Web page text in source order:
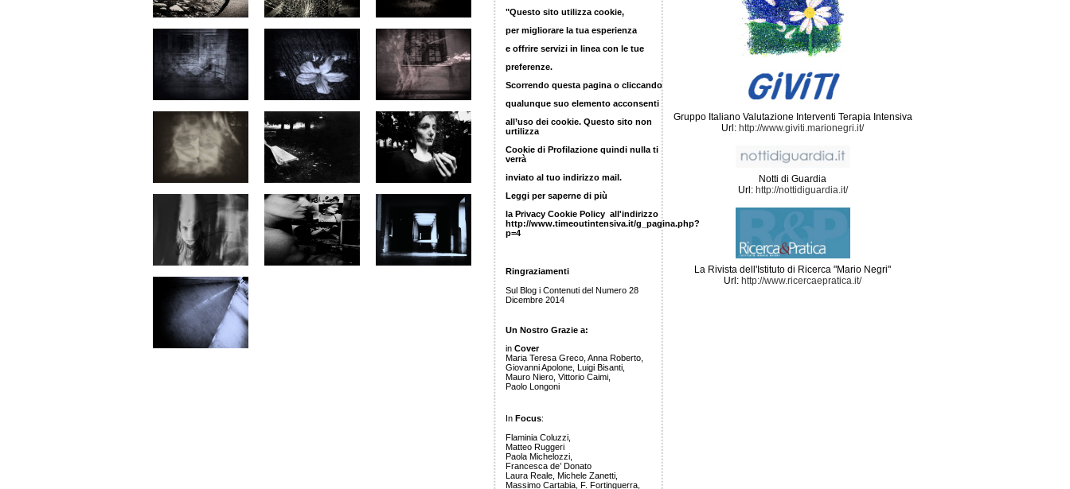
"Questo sito utilizza cookie,
per migliorare la tua esperienza
e offrire servizi in linea con le tue
preferenze.
Scorrendo questa pagina o cliccando
qualunque suo elemento acconsenti
all’uso dei cookie. Questo sito non
urtilizza
Cookie di Profilazione quindi nulla ti
verrà
inviato al tuo indirizzo mail.
Leggi per saperne di più
la Privacy Cookie Policy all'indirizzo
http://www.timeoutintensiva.it/g_pagina.php?
p=4
Ringraziamenti
Sul Blog i Contenuti del Numero 28
Dicembre 2014
Un Nostro Grazie a:
in Cover
Maria Teresa Greco, Anna Roberto,
Giovanni Apolone, Luigi Bisanti,
Mauro Niero, Vittorio Caimi,
Paolo Longoni
In Focus:
Flaminia Coluzzi,
Matteo Ruggeri
Paola Michelozzi,
Francesca de’ Donato
Laura Reale, Michele Zanetti,
Massimo Cartabia, F. Fortinguerra,
Gruppo Italiano Valutazione Interventi Terapia Intensiva
Url: http://www.giviti.marionegri.it/
Notti di Guardia
Url: http://nottidiguardia.it/
La Rivista dell'Istituto di Ricerca "Mario Negri"
Url: http://www.ricercaepratica.it/